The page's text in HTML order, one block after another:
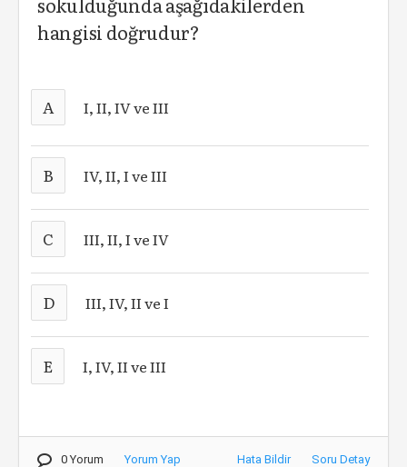
hangisi doğrudur?
A I, II, IV ve III
B IV, II, I ve III
C III, II, I ve IV
D III, IV, II ve I
E I, IV, II ve III
0 Yorum Yorum Yap Hata Bildir Soru Detay